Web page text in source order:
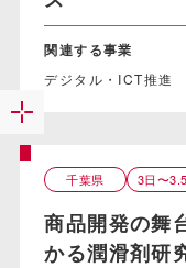
関連する事業
デジタル・ICT推進
千葉県 3日〜
商品開発の舞
かる潤滑剤研